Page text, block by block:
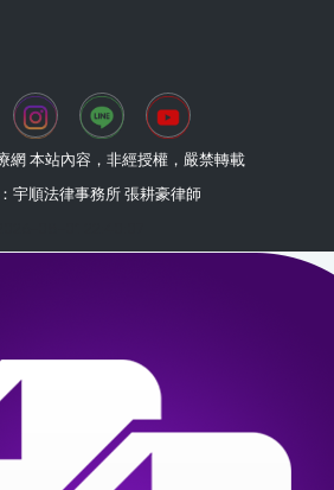
網 本站內容，非經授權，嚴禁轉載
宇順法律事務所 張耕豪律師